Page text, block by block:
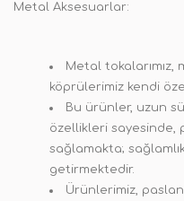
Metal Aksesuarlar:
Metal tokalarımız,
köprülerimiz kendi
Bu ürünler, uzun
özellikleri sayesinde,
sağlamakta;
getirmektedir.
Ürünlerimiz,